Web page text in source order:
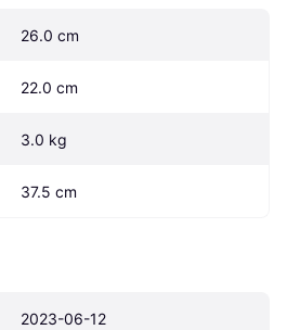
26.0 cm
22.0 cm
3.0 kg
37.5 cm
2023-06-12